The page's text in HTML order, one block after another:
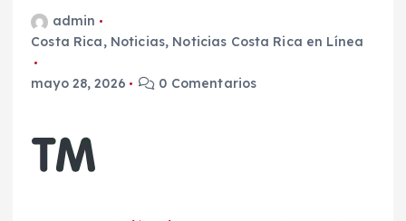
admin
Costa Rica, Noticias, Noticias Costa Rica en Línea
mayo 28, 2026 0 Comentarios